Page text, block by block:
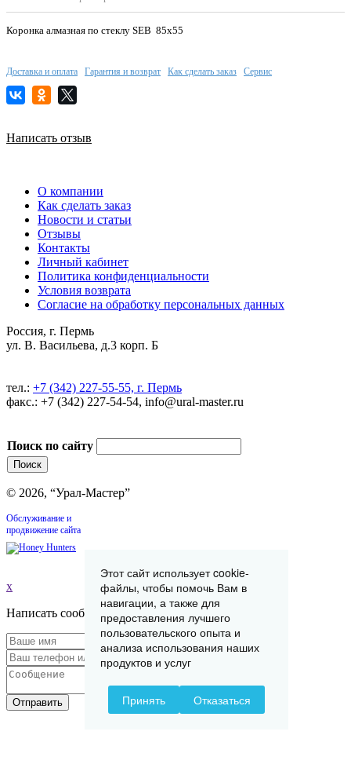
Коронка алмазная по стеклу SEB 85х55
Доставка и оплата Гарантия и возврат Как сделать заказ Сервис
Написать отзыв
О компании
Как сделать заказ
Новости и статьи
Отзывы
Контакты
Личный кабинет
Политика конфиденциальности
Условия возврата
Согласие на обработку персональных данных
Россия, г. Пермь
ул. В. Васильева, д.3 корп. Б
тел.: +7 (342) 227-55-55, г. Пермь
факс.: +7 (342) 227-54-54, info@ural-master.ru
Поиск по сайту
© 2026, “Урал-Мастер”
Обслуживание и
продвижение сайта
x
Написать сообщение
Отправить
Этот сайт использует cookie-
файлы, чтобы помочь Вам в
навигации, а также для
предоставления лучшего
пользовательского опыта и
анализа использования наших
продуктов и услуг
Принять Отказаться